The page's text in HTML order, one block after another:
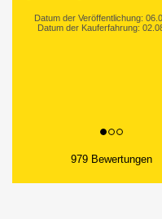
Datum der Veröffentlichung:
Datum der Kauferfahrung:
979 Bewertungen